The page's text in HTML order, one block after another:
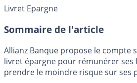
Livret Epargne
Sommaire de l'article
Allianz Banque propose le compte
livret épargne pour rémunérer ses
prendre le moindre risque sur ses